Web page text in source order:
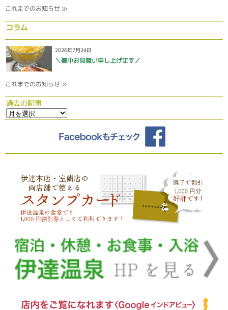
これまでのお知らせ ≫
コラム
2026年7月24日
＼暑中お見舞い申し上げます／
これまでのお知らせ ≫
過去の記事